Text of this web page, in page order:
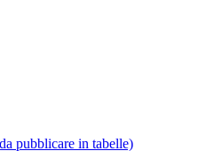
pubblicare in tabelle)